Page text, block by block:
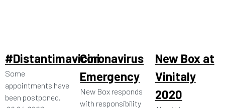
#Distantimavicini
Some
appointments have
been postponed.
Coronavirus
Emergency
New Box responds
with responsibility
New Box at
Vinitaly
2020